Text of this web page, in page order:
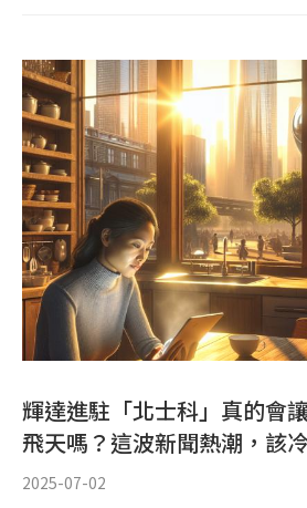
輝達進駐「北士科」真的會
飛天嗎？這波新聞熱潮，該
2025-07-02